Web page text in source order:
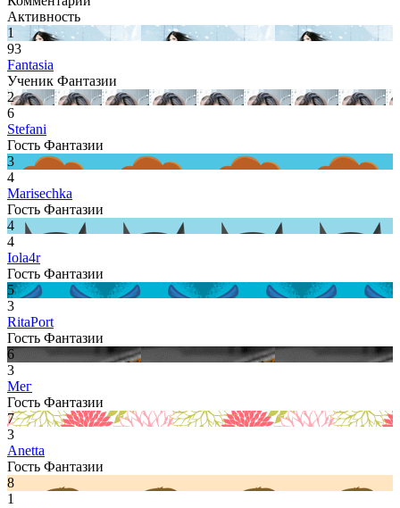
Активность
1
93
Fantasia
Ученик Фантазии
2
6
Stefani
Гость Фантазии
3
4
Marisechka
Гость Фантазии
4
4
Iola4r
Гость Фантазии
5
3
RitaPort
Гость Фантазии
6
3
Мег
Гость Фантазии
7
3
Anetta
Гость Фантазии
8
1